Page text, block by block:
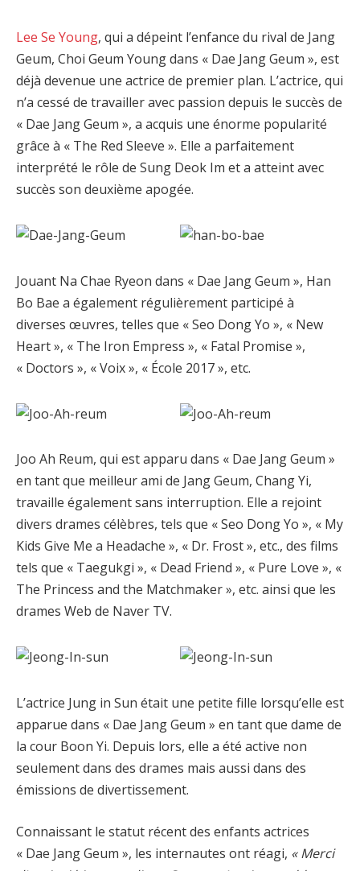
Lee Se Young, qui a dépeint l’enfance du rival de Jang
Geum, Choi Geum Young dans « Dae Jang Geum », est
déjà devenue une actrice de premier plan. L’actrice, qui
n’a cessé de travailler avec passion depuis le succès de
« Dae Jang Geum », a acquis une énorme popularité
grâce à « The Red Sleeve ». Elle a parfaitement
interprété le rôle de Sung Deok Im et a atteint avec
succès son deuxième apogée.
Jouant Na Chae Ryeon dans « Dae Jang Geum », Han
Bo Bae a également régulièrement participé à
diverses œuvres, telles que « Seo Dong Yo », « New
Heart », « The Iron Empress », « Fatal Promise »,
« Doctors », « Voix », « École 2017 », etc.
Joo Ah Reum, qui est apparu dans « Dae Jang Geum »
en tant que meilleur ami de Jang Geum, Chang Yi,
travaille également sans interruption. Elle a rejoint
divers drames célèbres, tels que « Seo Dong Yo », « My
Kids Give Me a Headache », « Dr. Frost », etc., des films
tels que « Taegukgi », « Dead Friend », « Pure Love », «
The Princess and the Matchmaker », etc. ainsi que les
drames Web de Naver TV.
L’actrice Jung in Sun était une petite fille lorsqu’elle est
apparue dans « Dae Jang Geum » en tant que dame de
la cour Boon Yi. Depuis lors, elle a été active non
seulement dans des drames mais aussi dans des
émissions de divertissement.
Connaissant le statut récent des enfants actrices
« Dae Jang Geum », les internautes ont réagi, « Merci